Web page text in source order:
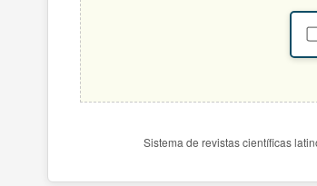
Sistema de revistas científicas